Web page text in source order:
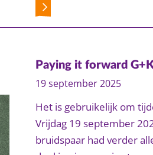
Paying it forward
19 september 2025
Het is gebruikelijk om
Vrijdag 19 september
bruidspaar had verder